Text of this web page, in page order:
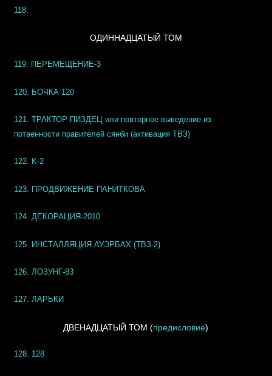
118.
ОДИННАДЦАТЫЙ ТОМ
119. ПЕРЕМЕЩЕНИЕ-3
120. БОЧКА 120
121. ТРАКТОР-ПИЗДЕЦ или повторное выведение из
потаенности правителей сянби (активация ТВЗ)
122. K-2
123. ПРОДВИЖЕНИЕ ПАНИТКОВА
124. ДЕКОРАЦИЯ-2010
125. ИНСТАЛЛЯЦИЯ АУЭРБАХ (ТВЗ-2)
126. ЛОЗУНГ-83
127. ЛАРЬКИ
ДВЕНАДЦАТЫЙ ТОМ (предисловие)
128. 128